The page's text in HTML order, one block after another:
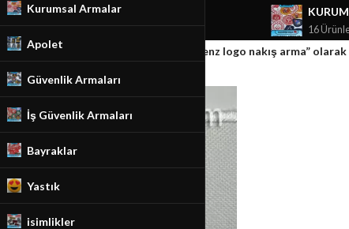
Kurumsal Armalar
Apolet
Güvenlik Armaları
İş Güvenlik Armaları
Bayraklar
Yastık
isimlikler
16
Ana Sayfa/Mağaza Ürünler “Mercedes Benz logo nakış arma”